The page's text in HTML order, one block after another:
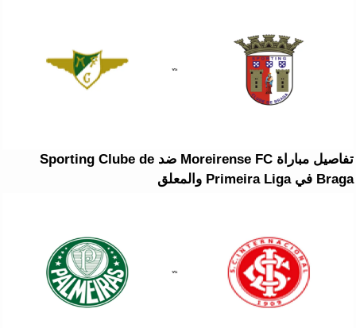
تفاصيل مباراة Moreirense FC ضد Sporting Clube de
Braga في Primeira Liga والمعلق